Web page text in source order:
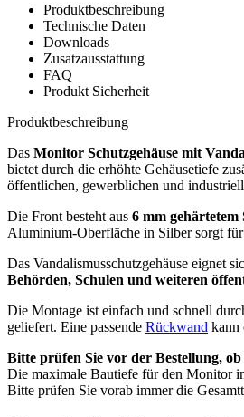
Produktbeschreibung
Technische Daten
Downloads
Zusatzausstattung
FAQ
Produkt Sicherheit
Produktbeschreibung
Das Monitor Schutzgehäuse mit
bietet durch die erhöhte Gehäusetiefe
öffentlichen, gewerblichen und
Die Front besteht aus 6 mm gehärtetem
Aluminium-Oberfläche in Silber sorgt
Das Vandalismusschutzgehäuse eignet
Behörden, Schulen und weiteren
Die Montage ist einfach und schnell
geliefert. Eine passende Rückwand kann
Bitte prüfen Sie vor der Bestellung,
Die maximale Bautiefe für den Monitor
Bitte prüfen Sie vorab immer die